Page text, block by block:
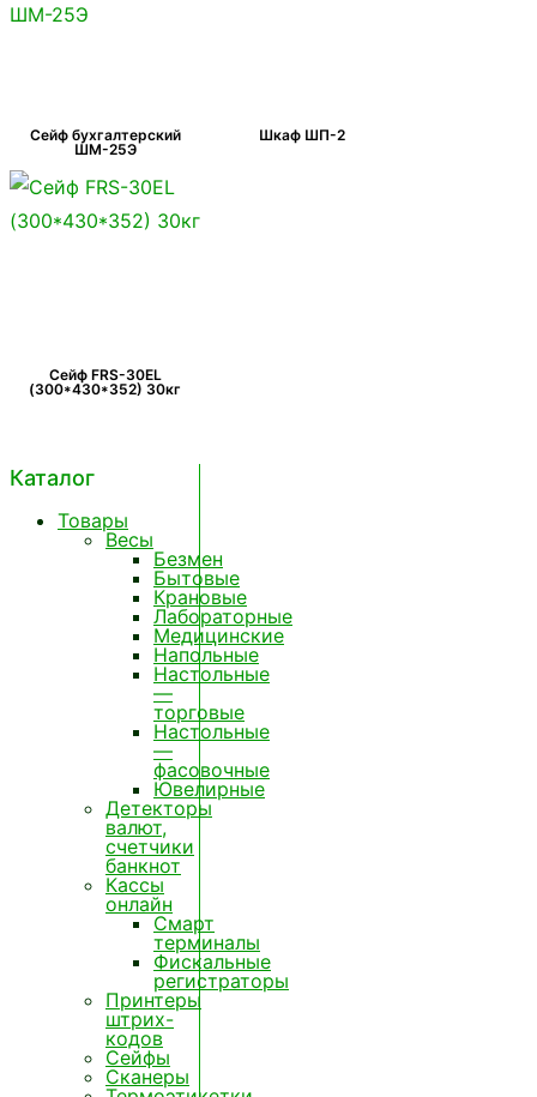
Сейф бухгалтерский
ШМ-25Э
Шкаф ШП-2
Сейф FRS-30EL
(300*430*352) 30кг
Каталог
Товары
Весы
Безмен
Бытовые
Крановые
Лабораторные
Медицинские
Напольные
Настольные
—
торговые
Настольные
—
фасовочные
Ювелирные
Детекторы
валют,
счетчики
банкнот
Кассы
онлайн
Смарт
терминалы
Фискальные
регистраторы
Принтеры
штрих-
кодов
Сейфы
Сканеры